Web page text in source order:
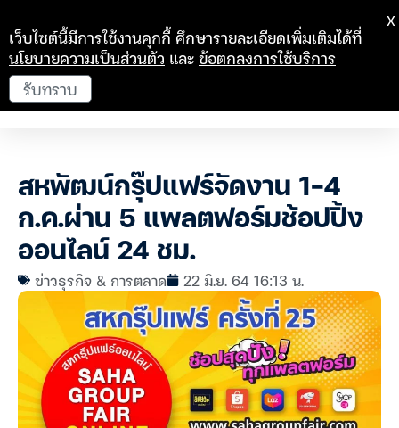
สหพัฒน์กรุ๊ปแฟร์จัดงาน 1-4
ก.ค.ผ่าน 5 แพลตฟอร์มช้อปปิ้ง
ออนไลน์ 24 ชม.
ข่าวธุรกิจ & การตลาด 22 มิ.ย. 64 16:13 น.
เว็บไซต์นี้มีการใช้งานคุกกี้ ศึกษารายละเอียดเพิ่มเติมได้ที่
นโยบายความเป็นส่วนตัว และข้อตกลงการใช้บริการ
รับทราบ
X